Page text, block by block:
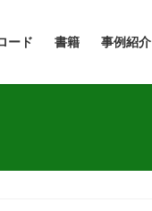
ード 書籍 事例紹介